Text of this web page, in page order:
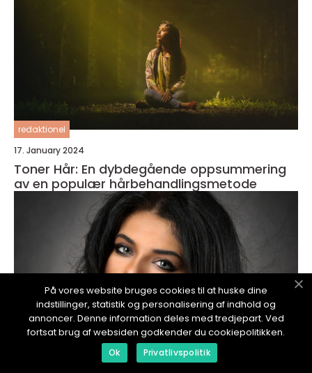
redaktionel
17. January 2024
Toner Hår: En dybdegående oppsummering
av en populær hårbehandlingsmetode
På vores website bruges cookies til at huske dine
indstillinger, statistik og personalisering af indhold og
annoncer. Denne information deles med tredjepart. Ved
fortsat brug af websiden godkender du cookiepolitikken.
Ok Privatlivspolitik